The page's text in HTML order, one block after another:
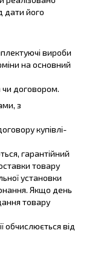
дати його
вироби
на основний
договором.
з
купівлі-
гарантійний
товару
установки
Якщо день
товару
обчислюється від